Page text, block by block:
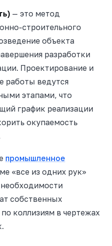
— это метод
строительного
объекта
разработки
Проектирование и
работы ведутся
этапами, что
график реализации
окупаемость
промышленное
«все из одних рук»
необходимости
собственных
коллизиям в чертежах